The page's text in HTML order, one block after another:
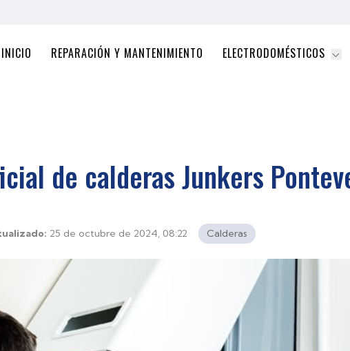
INICIO REPARACIÓN Y MANTENIMIENTO ELECTRODOMÉSTICOS
de calderas Junkers
25 de octubre de 2024, 08:22 Calderas